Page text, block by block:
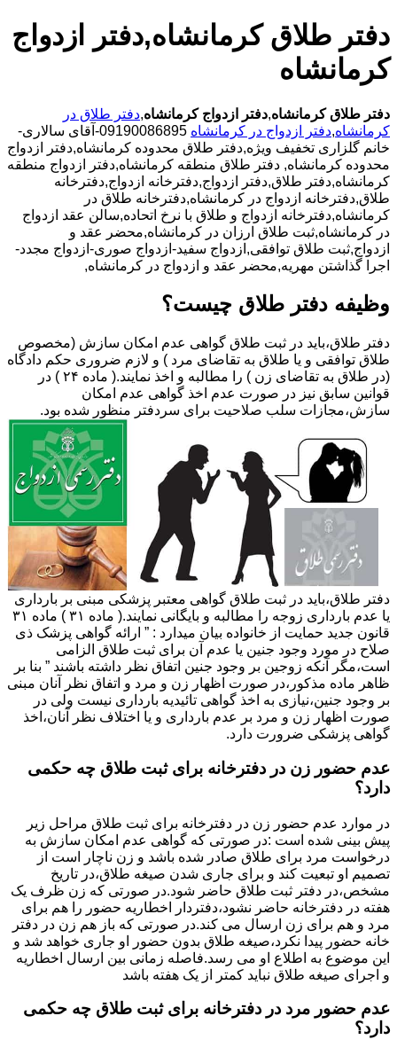
دفتر طلاق کرمانشاه,دفتر ازدواج
کرمانشاه
دفتر طلاق کرمانشاه,دفتر ازدواج کرمانشاه,دفتر طلاق در
کرمانشاه,دفتر ازدواج در کرمانشاه
09190086895-آقای سالاری-
خانم گلزاری تخفیف ویژه,دفتر طلاق محدوده کرمانشاه,دفتر ازدواج
محدوده کرمانشاه, دفتر طلاق منطقه کرمانشاه,دفتر ازدواج منطقه
کرمانشاه,دفتر طلاق,دفتر ازدواج,دفترخانه ازدواج,دفترخانه
طلاق,دفترخانه ازدواج در کرمانشاه,دفترخانه طلاق در
کرمانشاه,دفترخانه ازدواج و طلاق با نرخ اتحاده,سالن عقد ازدواج
در کرمانشاه,ثبت طلاق ارزان در کرمانشاه,محضر عقد و
ازدواج,ثبت طلاق توافقی,ازدواج سفید-ازدواج صوری-ازدواج مجدد-
اجرا گذاشتن مهریه,محضر عقد و ازدواج در کرمانشاه,
وظیفه دفتر طلاق چیست؟
دفتر طلاق،باید در ثبت طلاق گواهی عدم امکان سازش (مخصوص
طلاق توافقی و یا طلاق به تقاضای مرد ) و لازم ضروری حکم دادگاه
(در طلاق به تقاضای زن ) را مطالبه و اخذ نمایند.( ماده ۲۴ ) در
قوانین سابق نیز در صورت عدم اخذ گواهی عدم امکان
سازش،مجازات سلب صلاحیت برای سردفتر منظور شده بود.
دفتر طلاق،باید در ثبت طلاق گواهی معتبر پزشکی مبنی بر بارداری
یا عدم بارداری زوجه را مطالبه و بایگانی نمایند.( ماده ۳۱ ) ماده ۳۱
قانون جدید حمایت از خانواده بیان میدارد : ” ارائه گواهی پزشک ذی
صلاح در مورد وجود جنین یا عدم آن برای ثبت طلاق الزامی
است،مگر آنکه زوجین بر وجود جنین اتفاق نظر داشته باشند ” بنا بر
ظاهر ماده مذکور،در صورت اظهار زن و مرد و اتفاق نظر آنان مبنی
بر وجود جنین،نیازی به اخذ گواهی تائیدیه بارداری نیست ولی در
صورت اظهار زن و مرد بر عدم بارداری و یا اختلاف نظر آنان،اخذ
گواهی پزشکی ضرورت دارد.
عدم حضور زن در دفترخانه برای ثبت طلاق چه حکمی
دارد؟
در موارد عدم حضور زن در دفترخانه برای ثبت طلاق مراحل زیر
پیش بینی شده است :در صورتی که گواهی عدم امکان سازش به
درخواست مرد برای طلاق صادر شده باشد و زن ناچار است از
تصمیم او تبعیت کند و برای جاری شدن صیغه طلاق،در تاریخ
مشخص،در دفتر ثبت طلاق حاضر شود.در صورتی که زن ظرف یک
هفته در دفترخانه حاضر نشود،دفتردار اخطاریه حضور را هم برای
مرد و هم برای زن ارسال می کند.در صورتی که باز هم زن در دفتر
خانه حضور پیدا نکرد،صیغه طلاق بدون حضور او جاری خواهد شد و
این موضوع به اطلاع او می رسد.فاصله زمانی بین ارسال اخطاریه
و اجرای صیغه طلاق نباید کمتر از یک هفته باشد
عدم حضور مرد در دفترخانه برای ثبت طلاق چه حکمی
دارد؟